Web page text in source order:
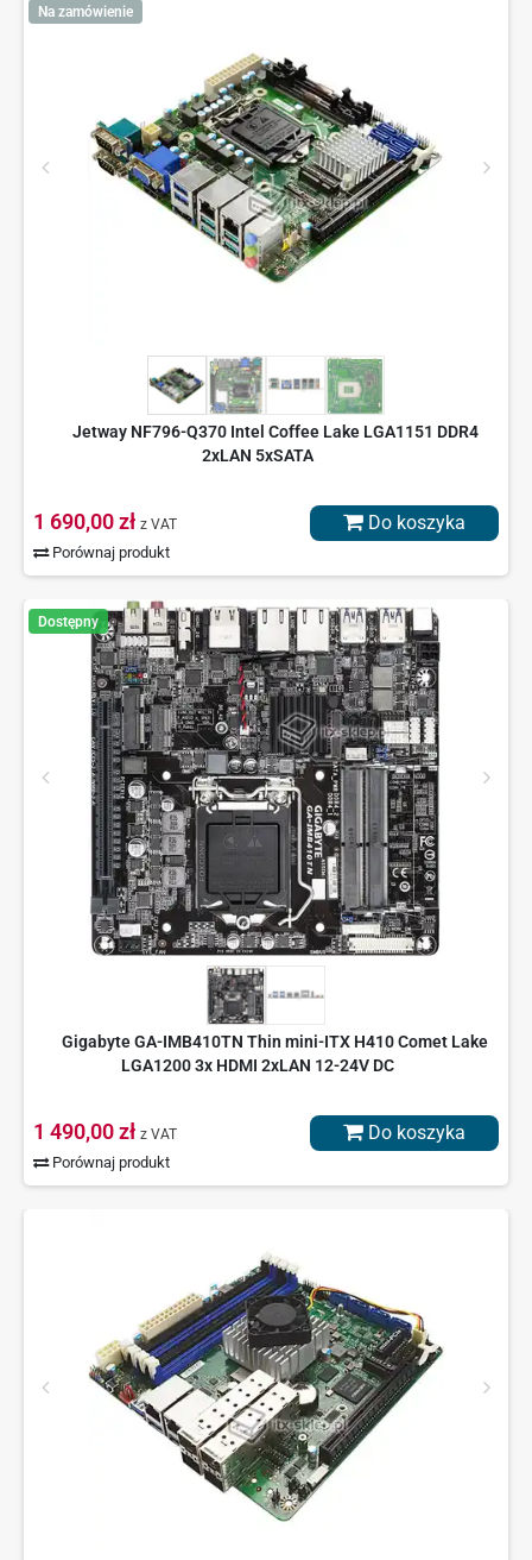
Na zamówienie
Jetway NF796-Q370 Intel Coffee Lake LGA1151 DDR4
2xLAN 5xSATA
1 690,00 zł z VAT
Porównaj produkt
Do koszyka
Dostępny
Gigabyte GA-IMB410TN Thin mini-ITX H410 Comet Lake
LGA1200 3x HDMI 2xLAN 12-24V DC
1 490,00 zł z VAT
Porównaj produkt
Do koszyka